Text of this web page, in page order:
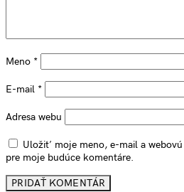
Meno *
E-mail *
Adresa webu
Uložiť moje meno, e-mail a
pre moje budúce komentáre.